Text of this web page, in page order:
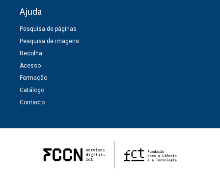
Ajuda
Pesquisa de páginas
Pesquisa de imagens
Recolha
Acesso
Formação
Catálogo
Contacto